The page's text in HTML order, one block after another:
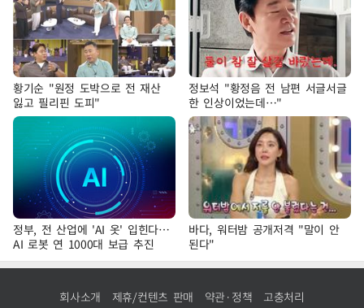
황기순 "원정 도박으로 전 재산
잃고 필리핀 도피"
정보석 "황정음 전 남편 서글서글
한 인상이었는데…"
정부, 전 산업에 'AI 옷' 입힌다…
AI 로봇 연 1000대 보급 추진
바다, 워터밤 공개저격 "말이 안
된다"
회사소개 제휴/컨텐츠 판매 약관·정책 고충처리